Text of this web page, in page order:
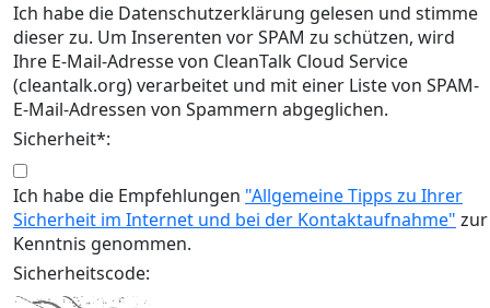
Ich habe die Datenschutzerklärung gelesen und stimme
dieser zu. Um Inserenten vor SPAM zu schützen, wird
Ihre E-Mail-Adresse von CleanTalk Cloud Service
(cleantalk.org) verarbeitet und mit einer Liste von SPAM-
E-Mail-Adressen von Spammern abgeglichen.
Sicherheit*:
Ich habe die Empfehlungen "Allgemeine Tipps zu Ihrer
Sicherheit im Internet und bei der Kontaktaufnahme" zur
Kenntnis genommen.
Sicherheitscode: